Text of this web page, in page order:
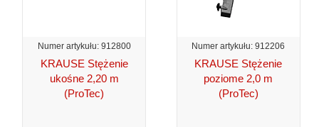
Numer artykułu: 912800
KRAUSE Stężenie
ukośne 2,20 m
(ProTec)
Numer artykułu: 912206
KRAUSE Stężenie
poziome 2,0 m
(ProTec)